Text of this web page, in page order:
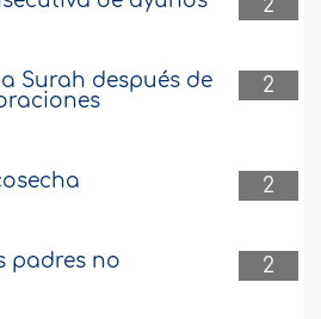
2
2
Surah después de
2
2
padres no